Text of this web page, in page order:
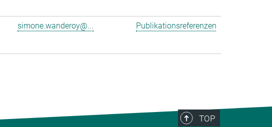
simone.wanderoy@... Publikationsreferenzen
TOP